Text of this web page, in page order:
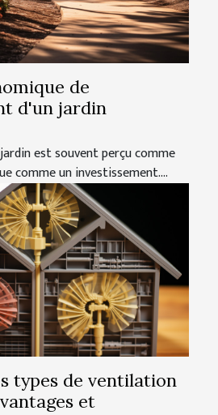
de
d'un jardin
est souvent perçu comme
comme un investissement....
types de ventilation
et